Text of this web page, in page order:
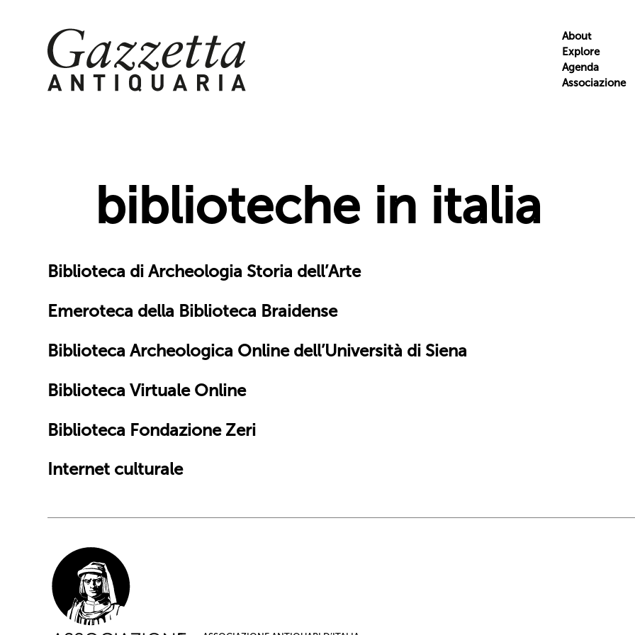
Skip
to
content
About
Explore
Agenda
Associazione
biblioteche in italia
Biblioteca di Archeologia Storia dell’Arte
Emeroteca della Biblioteca Braidense
Biblioteca Archeologica Online dell’Università di Siena
Biblioteca Virtuale Online
Biblioteca Fondazione Zeri
Internet culturale